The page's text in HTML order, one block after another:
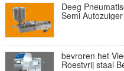
Deeg
Semi
bevroren het
Roestvrij staal